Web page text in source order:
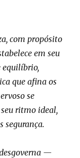
com propósito
em seu
equilíbrio,
que afina os
se
ritmo ideal,
segurança.
—